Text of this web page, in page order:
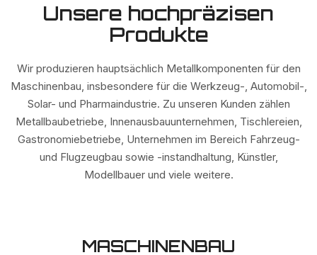
Unsere hochpräzisen
Produkte
Wir produzieren hauptsächlich Metallkomponenten für den
Maschinenbau, insbesondere für die Werkzeug-, Automobil-,
Solar- und Pharmaindustrie. Zu unseren Kunden zählen
Metallbaubetriebe, Innenausbauunternehmen, Tischlereien,
Gastronomiebetriebe, Unternehmen im Bereich Fahrzeug-
und Flugzeugbau sowie -instandhaltung, Künstler,
Modellbauer und viele weitere.
MASCHINENBAU